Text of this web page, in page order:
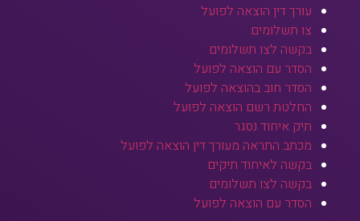
עורך דין הוצאה לפועל
צו תשלומים
בקשה לצו תשלומים
הסדר עם הוצאה לפועל
הסדר חוב בהוצאה לפועל
החלטת רשם הוצאה לפועל
תיק איחוד נסגר
מכתב התראה מעורך דין הוצאה לפועל
בקשה לאיחוד תיקים
בקשה לצו תשלומים
הסדר עם הוצאה לפועל